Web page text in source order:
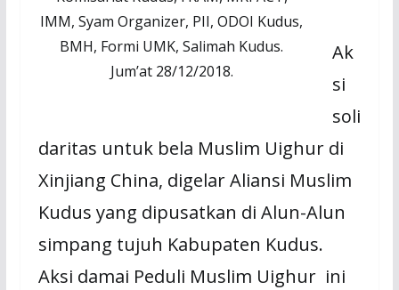
IMM, Syam Organizer, PII, ODOI Kudus,
BMH, Formi UMK, Salimah Kudus.
Jum’at 28/12/2018.
Ak
si
soli
daritas untuk bela Muslim Uighur di
Xinjiang China, digelar Aliansi Muslim
Kudus yang dipusatkan di Alun-Alun
simpang tujuh Kabupaten Kudus.
Aksi damai Peduli Muslim Uighur ini